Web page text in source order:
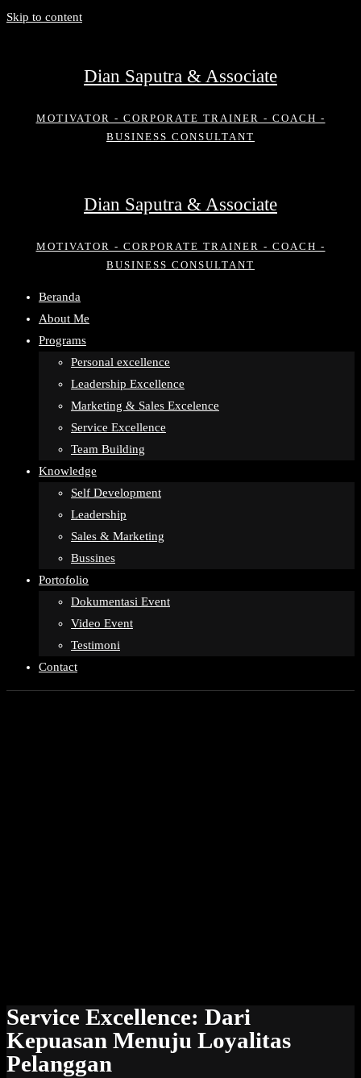
Skip to content
Dian Saputra & Associate
MOTIVATOR - CORPORATE TRAINER - COACH -
BUSINESS CONSULTANT
Dian Saputra & Associate
MOTIVATOR - CORPORATE TRAINER - COACH -
BUSINESS CONSULTANT
Beranda
About Me
Programs
Personal excellence
Leadership Excellence
Marketing & Sales Excelence
Service Excellence
Team Building
Knowledge
Self Development
Leadership
Sales & Marketing
Bussines
Portofolio
Dokumentasi Event
Video Event
Testimoni
Contact
Service Excellence: Dari
Kepuasan Menuju Loyalitas
Pelanggan